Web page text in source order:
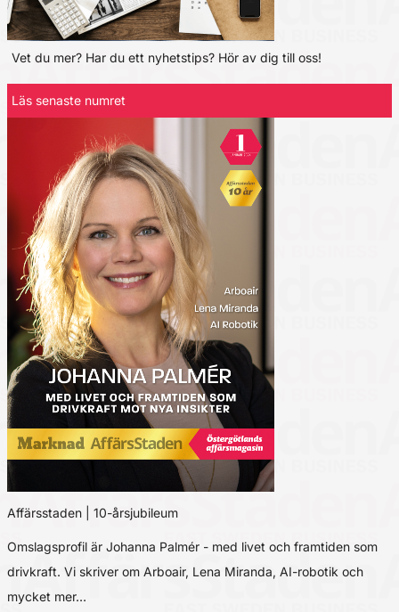
Vet du mer? Har du ett nyhetstips? Hör av dig till oss!
Läs senaste numret
Affärsstaden | 10-årsjubileum
Omslagsprofil är Johanna Palmér - med livet och framtiden som
drivkraft. Vi skriver om Arboair, Lena Miranda, AI-robotik och
mycket mer…